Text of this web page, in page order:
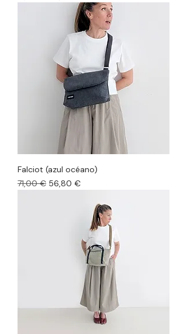
Falciot (azul océano)
Precio
71,00 € Precio de oferta
56,80 €